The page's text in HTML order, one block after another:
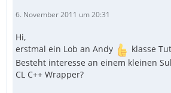
6. November 2011 um 20:31
Hi,
erstmal ein Lob an Andy
klasse
Besteht interesse an einem kleinen
CL C++ Wrapper?